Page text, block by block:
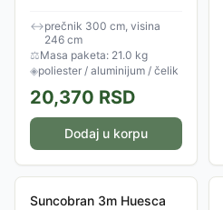
suncobran koji zabodete u
pesak pa molite boga da ga
prvi jači...
↔prečnik 300 cm, visina
246 cm
⚖Masa paketa: 21.0 kg
◈poliester / aluminijum / čelik
20,370 RSD
Dodaj u korpu
Suncobran 3m Huesca